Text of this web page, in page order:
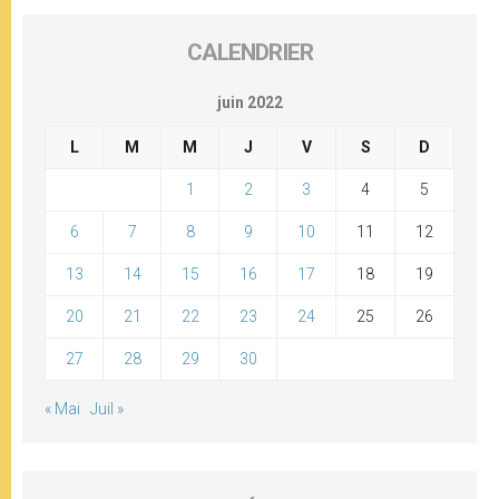
CALENDRIER
juin 2022
L M M J V S D
1 2 3 4 5
6 7 8 9 10 11 12
13 14 15 16 17 18 19
20 21 22 23 24 25 26
27 28 29 30
« Mai Juil »